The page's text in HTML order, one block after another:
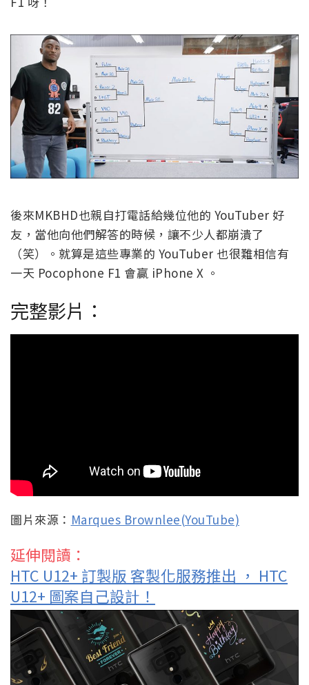
後來MKBHD也親自打電話給幾位他的 YouTuber 好
友，當他向他們解答的時候，讓不少人都崩潰了
（笑）。就算是這些專業的 YouTuber 也很難相信有
一天 Pocophone F1 會贏 iPhone X 。
完整影片：
圖片來源： Marques Brownlee(YouTube)
延伸閱讀：
HTC U12+ 訂製版 客製化服務推出 ， HTC
U12+ 圖案自己設計！